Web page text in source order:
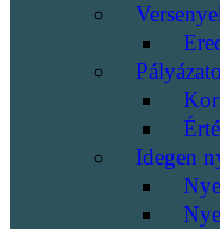
Idegen